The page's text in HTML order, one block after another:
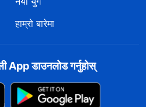
हाम्रो बारेमा
App डाउनलोड गर्नुहोस्